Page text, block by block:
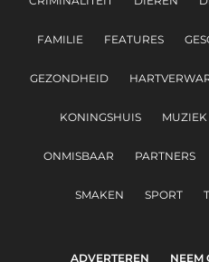
FAMILIE FEATURES
GEZONDHEID
KONINGSHUIS MUZIEK
ONMISBAAR PARTNERS
SMAKEN SPORT
ADVERTEREN NEEM